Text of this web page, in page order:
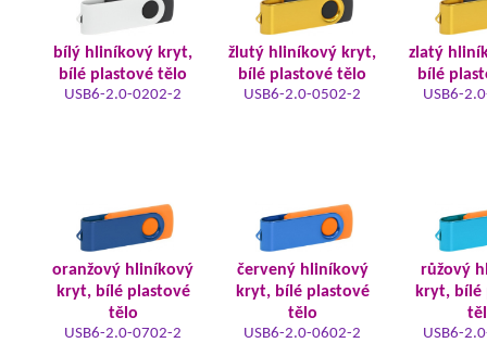
bílý hliníkový kryt,
bílé plastové tělo
USB6-2.0-0202-2
žlutý hliníkový kryt,
bílé plastové tělo
USB6-2.0-0502-2
zlatý
bílé
USB6-
oranžový hliníkový
kryt, bílé plastové
tělo
USB6-2.0-0702-2
červený hliníkový
kryt, bílé plastové
tělo
USB6-2.0-0602-2
růžový
kryt, bílé
USB6-